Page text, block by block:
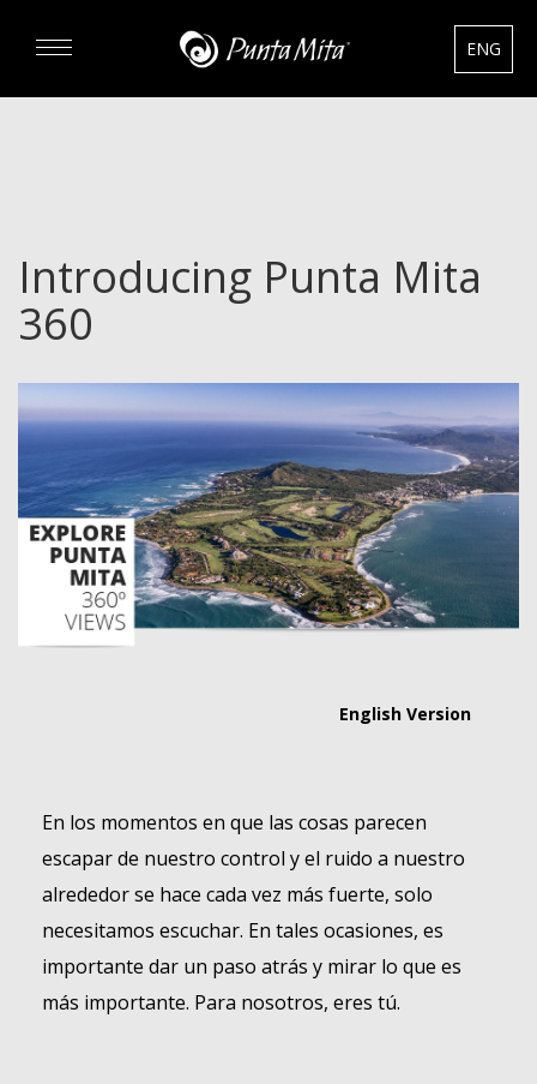
RENTAS
HOTELES
ENG
Introducing Punta Mita
360
English Version
En los momentos en que las cosas parecen
escapar de nuestro control y el ruido a nuestro
alrededor se hace cada vez más fuerte, solo
necesitamos escuchar. En tales ocasiones, es
importante dar un paso atrás y mirar lo que es
más importante. Para nosotros, eres tú.